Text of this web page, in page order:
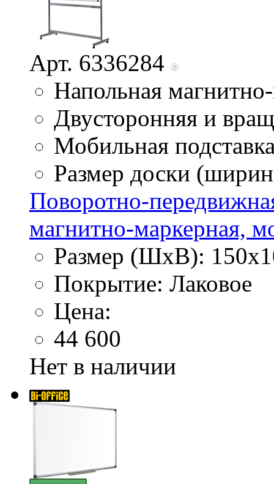
Арт. 6336284
Напольная
Двусторонняя и
Мобильная
Размер доски
Поворотно-
магнитно-маркерная,
Размер (ШхВ):
Покрытие: Лаковое
Цена:
44 600
Нет в наличии